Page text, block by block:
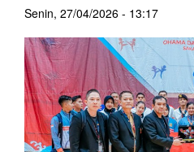
Senin, 27/04/2026 - 13:17